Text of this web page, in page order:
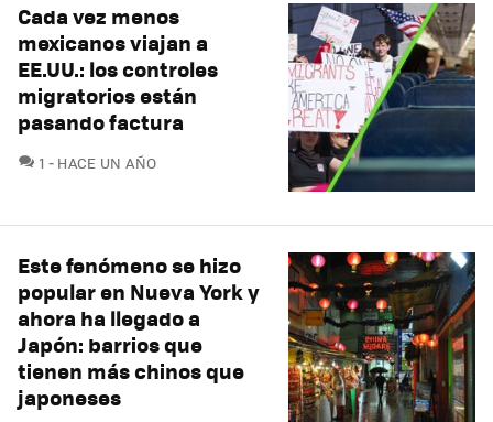
Cada vez menos
mexicanos viajan a
EE.UU.: los controles
migratorios están
pasando factura
1 COMENTARIOS
HACE UN AÑO
Este fenómeno se hizo
popular en Nueva York y
ahora ha llegado a
Japón: barrios que
tienen más chinos que
japoneses